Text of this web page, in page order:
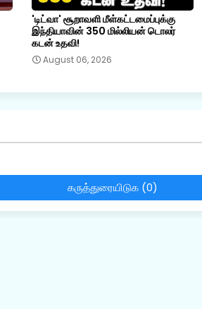
'டிட்வா' சூறாவளி மீள்கட்டமைப்புக்கு
இந்தியாவின் 350 மில்லியன் டொலர்
கடன் உதவி!
August 06, 2026
கருத்துரையிடுக (0)